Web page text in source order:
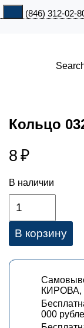
+7 (846) 312-02-
Кольцо
8 ₽
В наличии
В корзину
КИРОВА,
000